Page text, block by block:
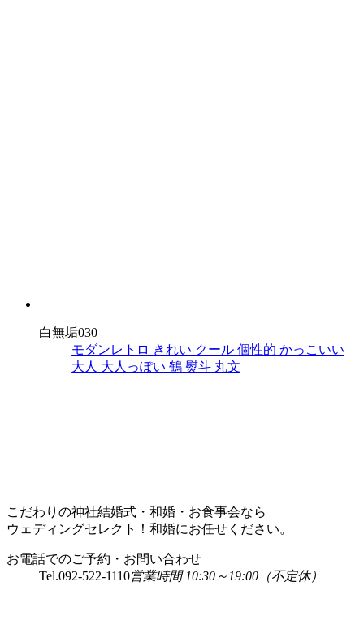
白無垢030
モダンレトロ きれい クール 個性的 かっこいい
大人 大人っぽい 鶴 熨斗 丸文
こだわりの神社結婚式・和婚・お食事会なら
ウェディングセレクト！和婚にお任せください。
お電話でのご予約・お問い合わせ
Tel.092-522-1110営業時間 10:30～19:00（不定休）